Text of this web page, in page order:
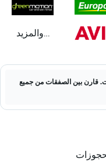
...والمزيد
السيارات. قارن بين الصفقات من جميع